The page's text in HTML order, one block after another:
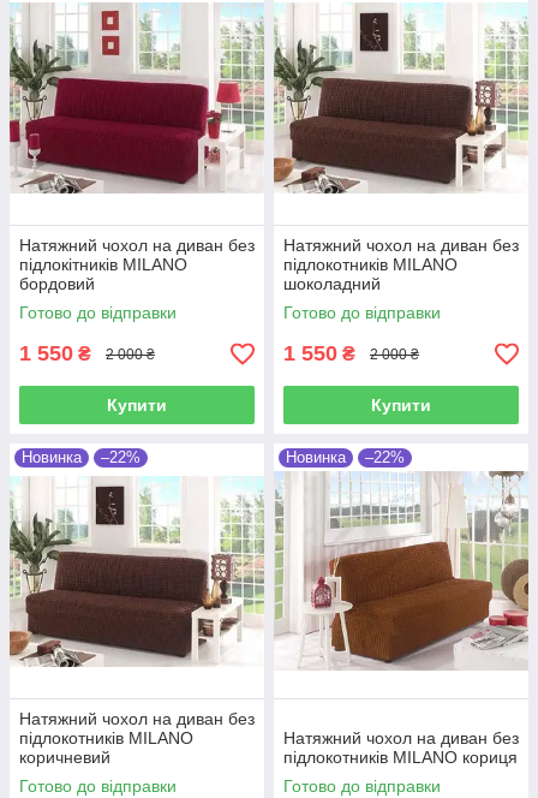
Натяжний чохол на диван без
підлокітників MILANO
бордовий
Готово до відправки
1 550 ₴ 2 000 ₴
Купити
Натяжний чохол на диван без
підлокотників MILANO
шоколадний
Готово до відправки
1 550 ₴ 2 000 ₴
Купити
Новинка –22%
Натяжний чохол на диван без
підлокотників MILANO
коричневий
Готово до відправки
Новинка –22%
Натяжний чохол на диван без
підлокотників MILANO кориця
Готово до відправки